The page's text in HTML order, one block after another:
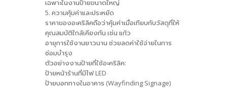
เฉพาะในงานป้ายขนาดใหญ่
5. ความคุ้มค่าและประหยัด
ราคาของอะคริลิคถือว่าคุ้มค่าเมื่อเทียบกับวัสดุที่ให้
คุณสมบัติใกล้เคียงกัน เช่น แก้ว
อายุการใช้งานยาวนาน ช่วยลดค่าใช้จ่ายในการ
ซ่อมบำรุง
ตัวอย่างงานป้ายที่ใช้อะคริลิค:
ป้ายหน้าร้านที่มีไฟ LED
ป้ายบอกทางในอาคาร (Wayfinding Signage)